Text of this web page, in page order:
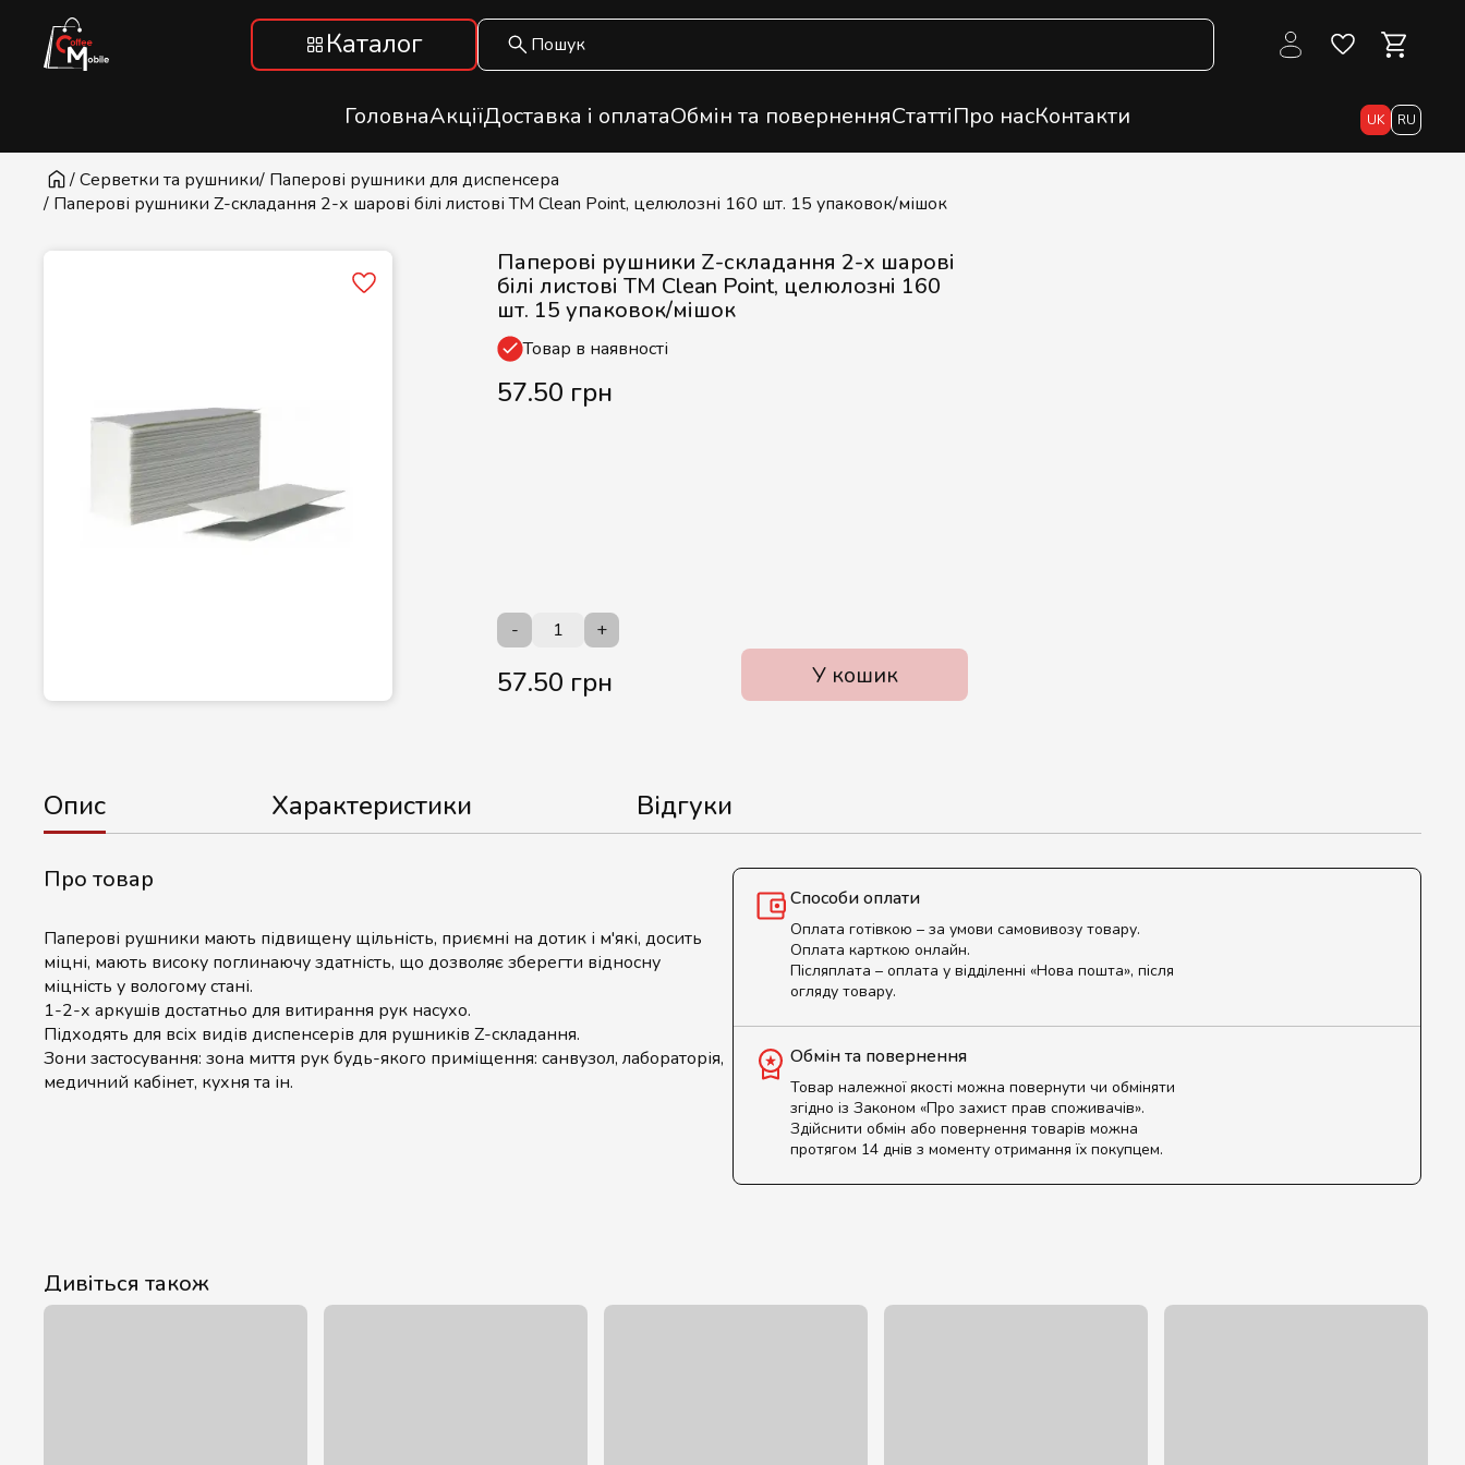
Каталог
ГоловнаАкціїДоставка і оплатаОбмін та поверненняСтаттіПро насКонтакти UK RU
/ Серветки та рушники/ Паперові рушники для диспенсера
/ Паперові рушники Z-складання 2-х шарові білі листові TM Clean Point, целюлозні 160 шт. 15 упаковок/мішок
Паперові рушники Z-складання 2-х шарові
білі листові TM Clean Point, целюлозні 160
шт. 15 упаковок/мішок
Товар в наявності
57.50 грн
- +
57.50 грн У кошик
Опис Характеристики Відгуки
Про товар
Паперові рушники мають підвищену щільність, приємні на дотик і м'які, досить
міцні, мають високу поглинаючу здатність, що дозволяє зберегти відносну
міцність у вологому стані.
1-2-х аркушів достатньо для витирання рук насухо.
Підходять для всіх видів диспенсерів для рушників Z-складання.
Зони застосування: зона миття рук будь-якого приміщення: санвузол, лабораторія,
медичний кабінет, кухня та ін.
Способи оплати
Оплата готівкою – за умови самовивозу товару.
Оплата карткою онлайн.
Післяплата – оплата у відділенні «Нова пошта», після
огляду товару.
Обмін та повернення
Товар належної якості можна повернути чи обміняти
згідно із Законом «Про захист прав споживачів».
Здійснити обмін або повернення товарів можна
протягом 14 днів з моменту отримання їх покупцем.
Дивіться також